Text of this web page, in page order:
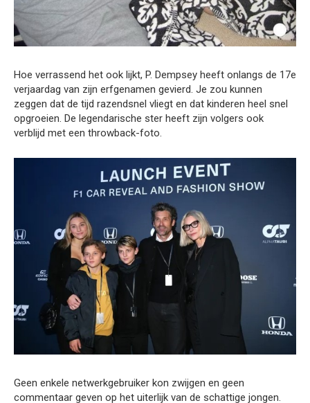
Hoe verrassend het ook lijkt, P. Dempsey heeft onlangs de 17e
verjaardag van zijn erfgenamen gevierd. Je zou kunnen
zeggen dat de tijd razendsnel vliegt en dat kinderen heel snel
opgroeien. De legendarische ster heeft zijn volgers ook
verblijd met een throwback-foto.
Geen enkele netwerkgebruiker kon zwijgen en geen
commentaar geven op het uiterlijk van de schattige jongen.